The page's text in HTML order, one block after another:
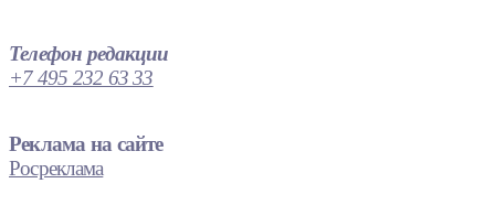
Телефон редакции
+7 495 232 63 33
Реклама на сайте
Росреклама